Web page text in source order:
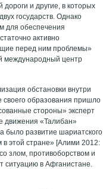
и другие, в которых
государств. Однако
для обеспечения
активно
перед ним проблемы»
международный центр
обстановки внутри
своего образования пришло
стороны» эксперт
движения «Талибан»
было развитие шариатского
в этой стране» [Алими 2012:
злом, противоборством и
ситуацию в Афганистане.